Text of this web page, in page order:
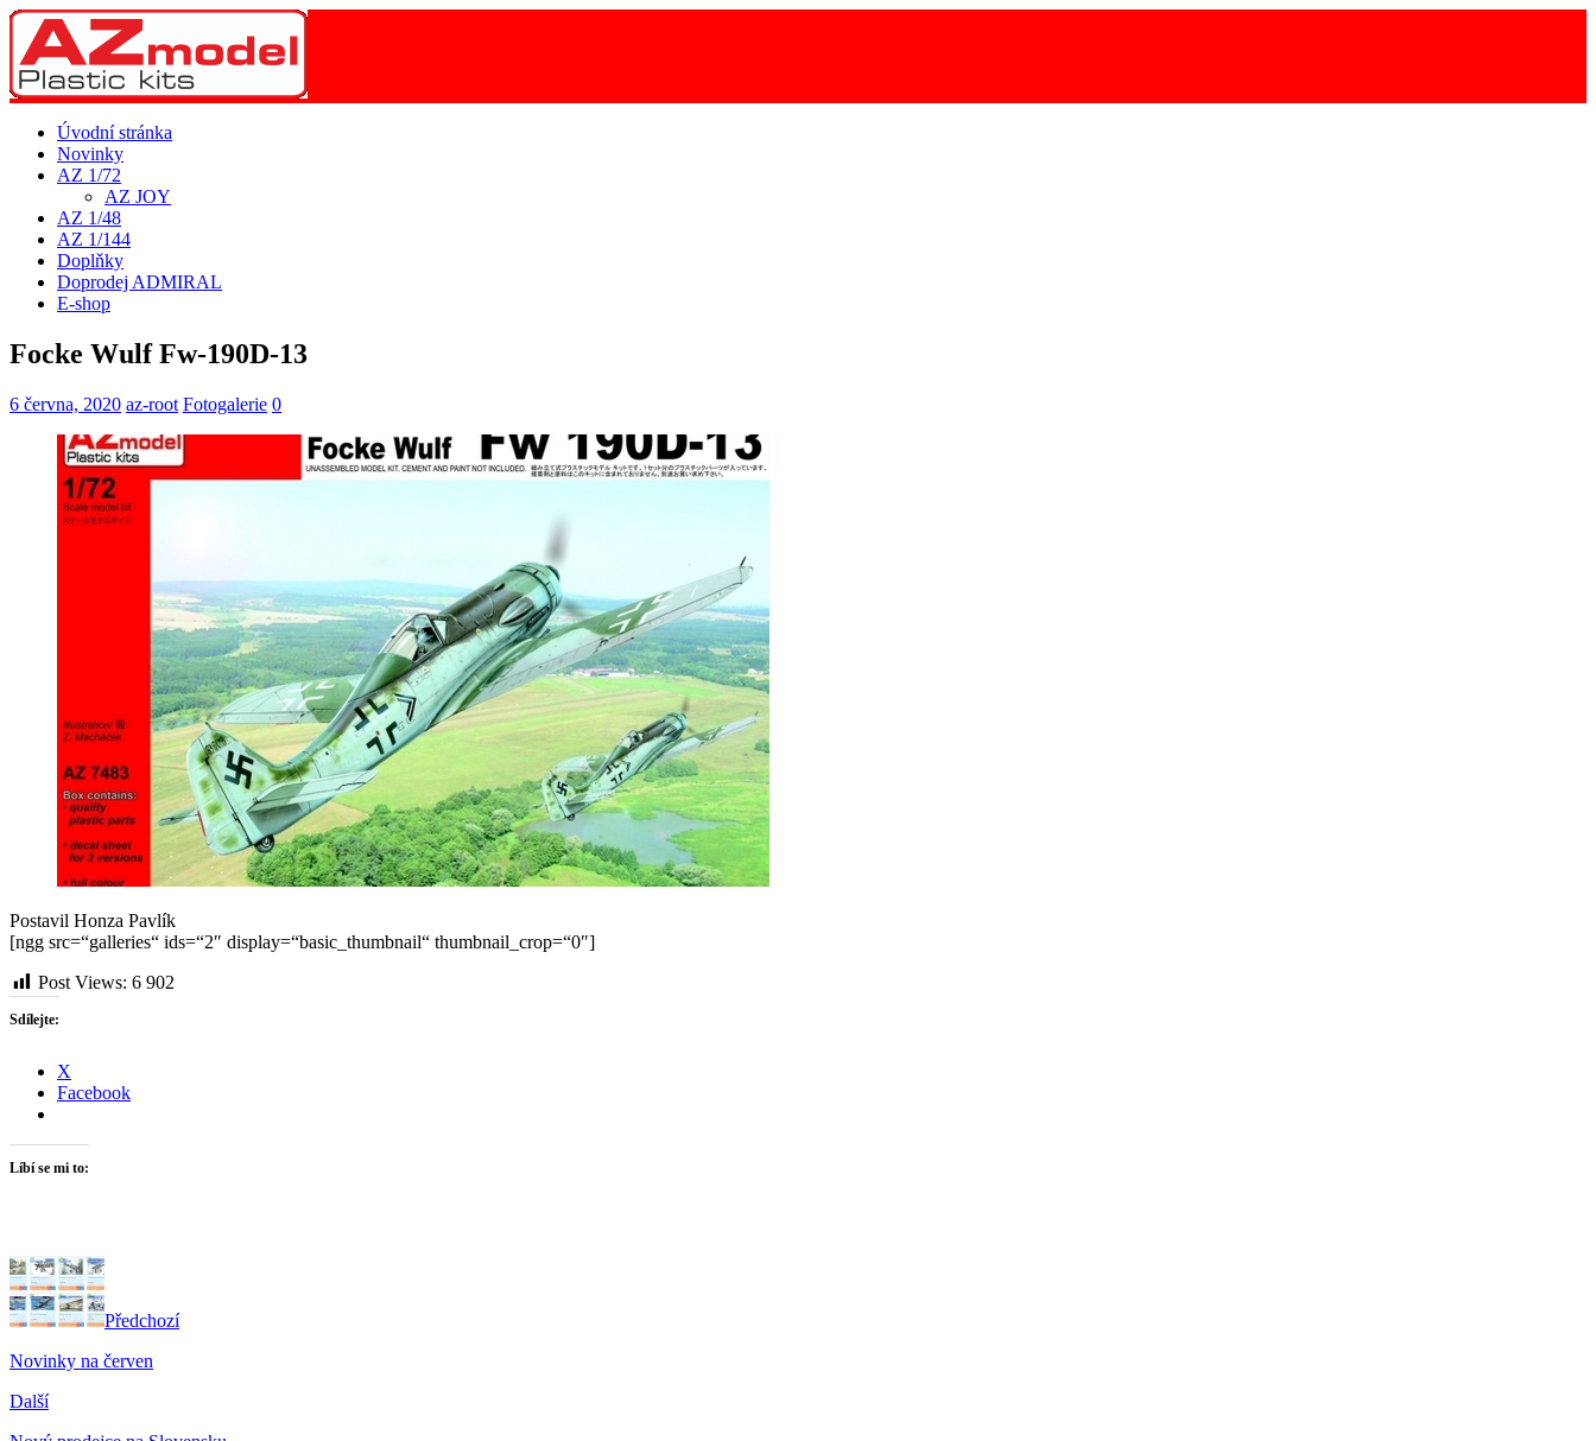
Úvodní stránka
Novinky
AZ 1/72
AZ JOY
AZ 1/48
AZ 1/144
Doplňky
Doprodej ADMIRAL
E-shop
Focke Wulf Fw-190D-13
6 června, 2020 az-root Fotogalerie 0
Postavil Honza Pavlík
[ngg src=“galleries“ ids=“2″ display=“basic_thumbnail“ thumbnail_crop=“0″]
Post Views: 6 902
Sdílejte:
X
Facebook
Líbí se mi to:
Předchozí
Novinky na červen
Další